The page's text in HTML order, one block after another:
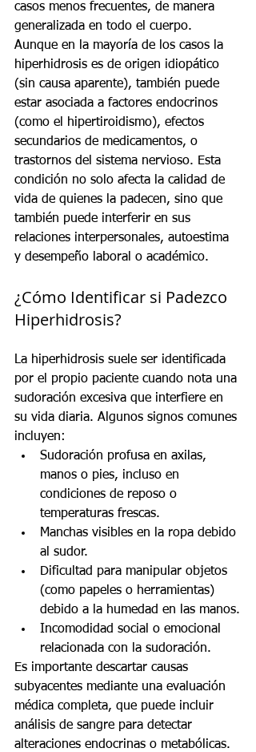
casos menos frecuentes, de manera
generalizada en todo el cuerpo.
Aunque en la mayoría de los casos la
hiperhidrosis es de origen idiopático
(sin causa aparente), también puede
estar asociada a factores endocrinos
(como el hipertiroidismo), efectos
secundarios de medicamentos, o
trastornos del sistema nervioso. Esta
condición no solo afecta la calidad de
vida de quienes la padecen, sino que
también puede interferir en sus
relaciones interpersonales, autoestima
y desempeño laboral o académico.
¿Cómo Identificar si Padezco
Hiperhidrosis?
La hiperhidrosis suele ser identificada
por el propio paciente cuando nota una
sudoración excesiva que interfiere en
su vida diaria. Algunos signos comunes
incluyen:
Sudoración profusa en axilas,
manos o pies, incluso en
condiciones de reposo o
temperaturas frescas.
Manchas visibles en la ropa debido
al sudor.
Dificultad para manipular objetos
(como papeles o herramientas)
debido a la humedad en las manos.
Incomodidad social o emocional
relacionada con la sudoración.
Es importante descartar causas
subyacentes mediante una evaluación
médica completa, que puede incluir
análisis de sangre para detectar
alteraciones endocrinas o metabólicas.